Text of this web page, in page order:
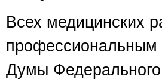
Всех медицинских
профессиональным
Думы